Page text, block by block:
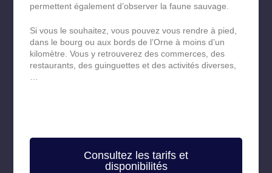
permettent également d’observer la faune sauvage.
Si vous le souhaitez, vous pouvez vous rendre à pied,
dans le bourg ou aux bords de l’Orne à moins d’un
kilomètre. Vous y retrouverez des commerces, des
restaurants, des guinguettes et des activités diverses,
Consultez les tarifs et
disponibilités